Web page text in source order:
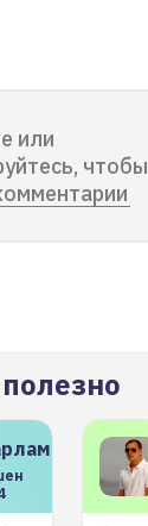
или
чтобы